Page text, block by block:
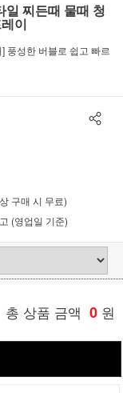
일 찌든때 물때 청
이
성한 버블로 쉽고 빠르
구매 시 무료)
(영업일 기준)
총 상품 금액 0 원